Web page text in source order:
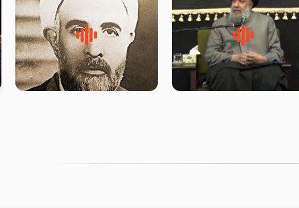
لقب حضرت رقیه سلام الله علیها
به چه معناست – حجت الاسلام
روضه‌ی مجلس یزید ملعون و
اسارت اهل‌بیت علیهم‌السلام –